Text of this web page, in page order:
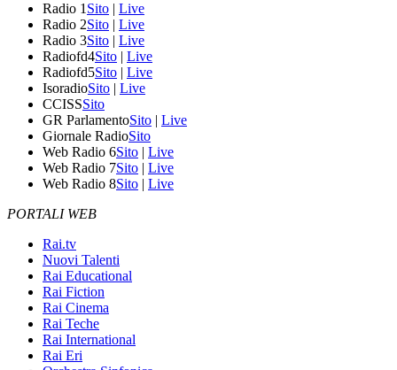
Radio 1 Sito | Live
Radio 2Sito | Live
Radio 3Sito | Live
Radiofd4Sito | Live
Radiofd5Sito | Live
IsoradioSito | Live
CCISSSito
GR ParlamentoSito | Live
Giornale RadioSito
Web Radio 6Sito | Live
Web Radio 7Sito | Live
Web Radio 8Sito | Live
PORTALI WEB
Rai.tv
Nuovi Talenti
Rai Educational
Rai Fiction
Rai Cinema
Rai Teche
Rai International
Rai Eri